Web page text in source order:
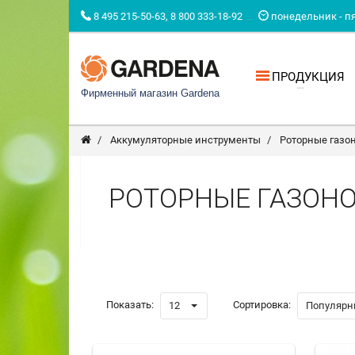
8 495 215-50-63, 8 800 333-18-92 понедельник -
Фирменный магазин Gardena
ПРОДУКЦИЯ
Аккумуляторные инструменты Роторные
РОТОРНЫЕ
Показать: 12 Сортировка: